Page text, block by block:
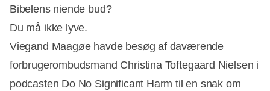
Bibelens niende bud?
Du må ikke lyve.
Viegand Maagøe havde besøg af daværende
forbrugerombudsmand Christina Toftegaard Nielsen i
podcasten Do No Significant Harm til en snak om